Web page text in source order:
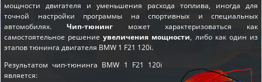
мощности двигателя и уменьшения расхода топлива, иногда для
точной настройки программы на спортивных и специальных
автомобилях. Чип-тюнингможет характеризоваться как
самостоятельное решениеувеличения мощности, либо как один из
этаповтюнинга двигателя BMW 1 F21 120i.
Результатом чип-тюнинга BMW 1 F21 120i
является: